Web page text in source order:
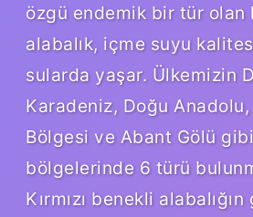
özgü endemik bir tür olan
alabalık, içme suyu
sularda yaşar. Ülkemizin
Karadeniz, Doğu
Bölgesi ve Abant Gölü
bölgelerinde 6 türü
Kırmızı benekli